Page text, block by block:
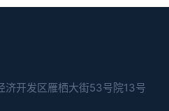
济开发区雁栖大街53号院13号